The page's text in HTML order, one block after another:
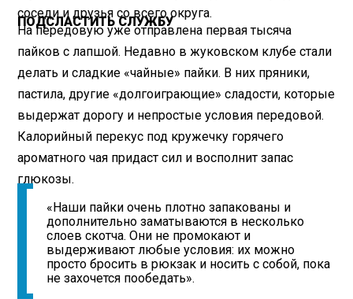
соседи и друзья со всего округа.
ПОДСЛАСТИТЬ СЛУЖБУ
На передовую уже отправлена первая тысяча
пайков с лапшой. Недавно в жуковском клубе стали
делать и сладкие «чайные» пайки. В них пряники,
пастила, другие «долгоиграющие» сладости, которые
выдержат дорогу и непростые условия передовой.
Калорийный перекус под кружечку горячего
ароматного чая придаст сил и восполнит запас
глюкозы.
«Наши пайки очень плотно запакованы и
дополнительно заматываются в несколько
слоев скотча. Они не промокают и
выдерживают любые условия: их можно
просто бросить в рюкзак и носить с собой, пока
не захочется пообедать».